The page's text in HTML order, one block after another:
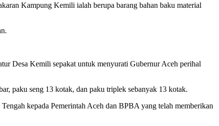
Kampung Kemili ialah berupa barang bahan baku material
Desa Kemili sepakat untuk menyurati Gubernur Aceh perihal
paku seng 13 kotak, dan paku triplek sebanyak 13 kotak.
kepada Pemerintah Aceh dan BPBA yang telah memberikan